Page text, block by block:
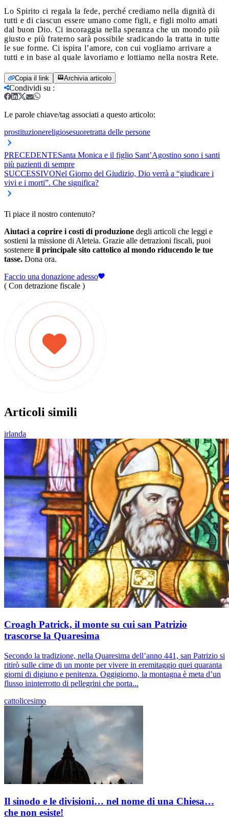
Lo Spirito ci regala la fede, perché crediamo nella dignità di
tutti e di ciascun essere umano come figli, e figli molto amati
dal buon Dio. Ci incoraggia nella speranza che un mondo più
giusto e più fraterno sarà possibile sradicando la tratta in tutte
le sue forme. Ci ispira l’amore, con cui vogliamo arrivare a
tutti e in base al quale lavoriamo e lottiamo nella nostra Rete.
Copia il link Archivia articolo
Condividi su :
Le parole chiave/tag associati a questo articolo:
prostituzionereligiosesuoretratta delle persone
PRECEDENTESanta Monica e il figlio Sant’Agostino sono i santi
più pazienti di sempre
SUCCESSIVONel Giorno del Giudizio, Dio verrà a “giudicare i
vivi e i morti”. Che significa?
Ti piace il nostro contenuto?
Aiutaci a coprire i costi di produzione degli articoli che leggi e
sostieni la missione di Aleteia. Grazie alle detrazioni fiscali, puoi
sostenere il principale sito cattolico al mondo riducendo le tue
tasse. Dona ora.
Faccio una donazione adesso
( Con detrazione fiscale )
Articoli simili
irlanda
Croagh Patrick, il monte su cui san Patrizio
trascorse la Quaresima
Secondo la tradizione, nella Quaresima dell’anno 441, san Patrizio si
ritirò sulle cime di un monte per vivere in eremitaggio quei quaranta
giorni di digiuno e penitenza. Oggigiorno, la montagna è meta d’un
flusso ininterrotto di pellegrini che porta...
cattolicesimo
Il sinodo e le divisioni… nel nome di una Chiesa…
che non esiste!